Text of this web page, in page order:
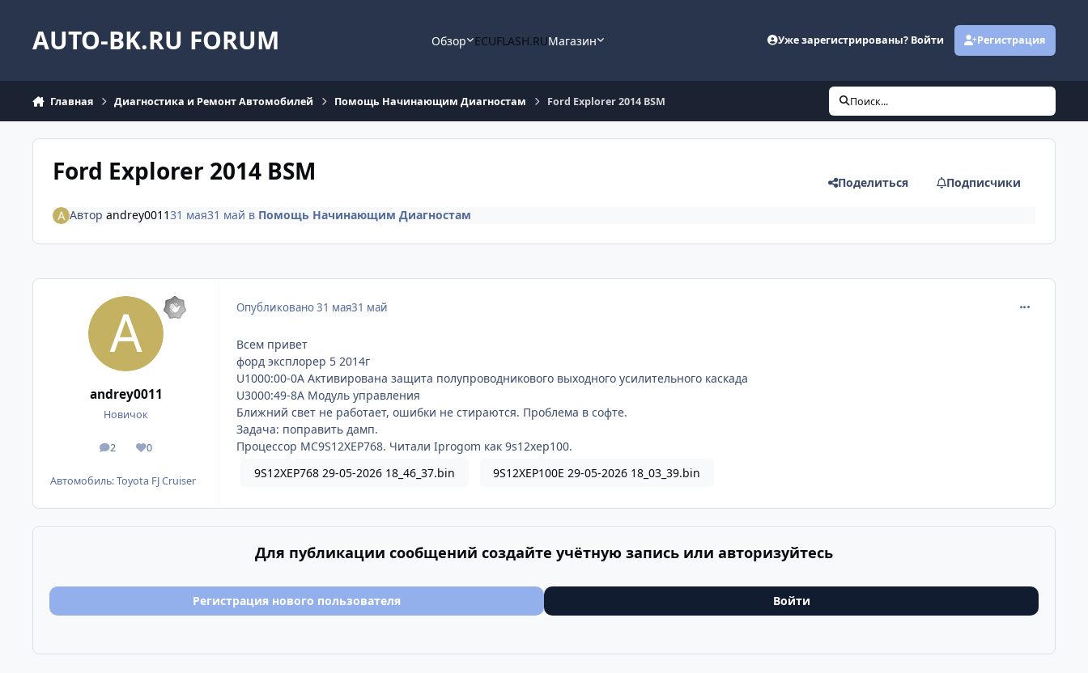
AUTO-BK.RU FORUM Обзор ECUFLASH.RUМагазин Уже зарегистрированы? Войти Регистрация
Главная Диагностика и Ремонт Автомобилей Помощь Начинающим Диагностам Ford Explorer 2014 BSM Поиск...
Ford Explorer 2014 BSM Поделиться Подписчики
Автор andrey001131 мая31 май в Помощь Начинающим Диагностам
andrey0011
Новичок
2
сообщения
0
Репутация
Автомобиль:Toyota FJ Cruiser
Опубликовано31 мая31 май
Всем привет
форд эксплорер 5 2014г
U1000:00-0A Активирована защита полупроводникового выходного усилительного каскада
U3000:49-8А Модуль управления
Ближний свет не работает, ошибки не стираются. Проблема в софте.
Задача: поправить дамп.
Процессор MC9S12XEP768. Читали Iprogom как 9s12xep100.
9S12XEP768 29-05-2026 18_46_37.bin
9S12XEP100E 29-05-2026 18_03_39.bin
Для публикации сообщений создайте учётную запись или авторизуйтесь
Регистрация нового пользователя Войти